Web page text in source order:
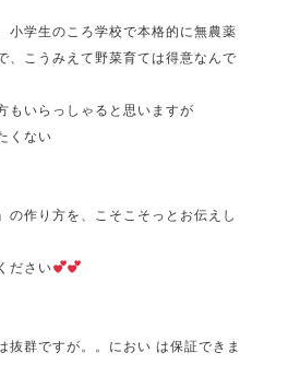
小学生のころ学校で本格的に無農薬
、こうみえて野菜育ては得意なんで
もいらっしゃると思いますが
くない
の作り方を、こそこそっとお伝えし
ださい
抜群ですが。。におい は保証できま